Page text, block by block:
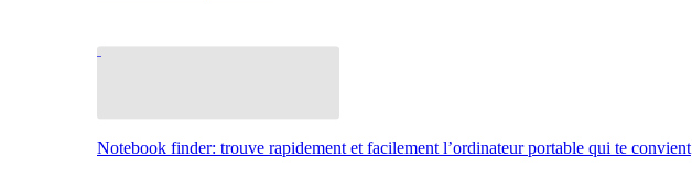
Notebook finder: trouve rapidement et facilement l’ordinateur portable qui te convient